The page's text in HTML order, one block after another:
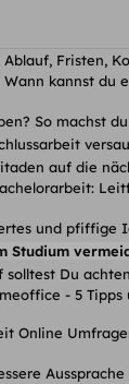
Fristen,
kannst du
So machst
auf die
und pfiffige
Studium
solltest Du achten
- 5
Online
Aussprache